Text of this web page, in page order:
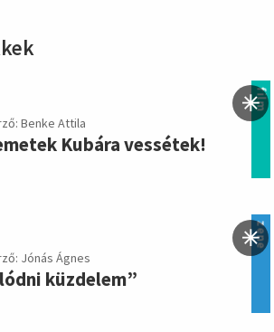
film
Benke Attila
Kubára vessétek!
zene
Jónás Ágnes
küzdelem”